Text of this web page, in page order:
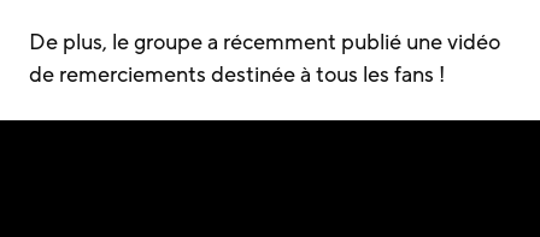
De plus, le groupe a récemment publié une vidéo
de remerciements destinée à tous les fans !